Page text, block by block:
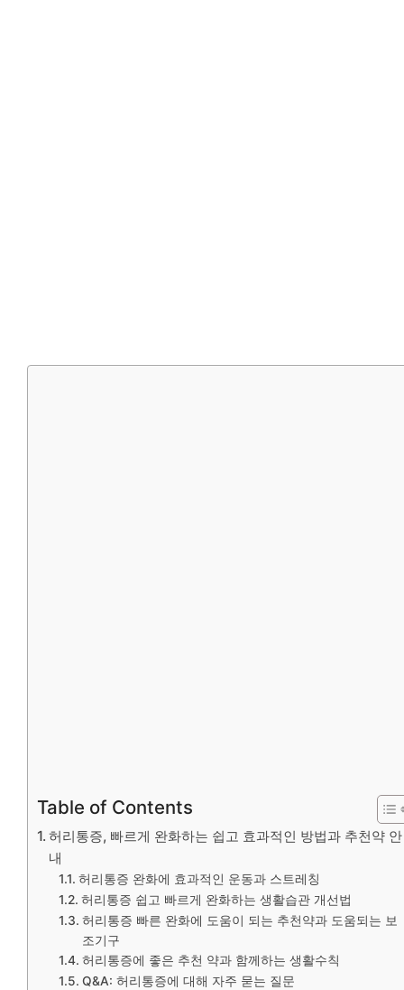
Table of Contents
허리통증, 빠르게 완화하는 쉽고 효과적인 방법과 추천약 안
내
허리통증 완화에 효과적인 운동과 스트레칭
허리통증 쉽고 빠르게 완화하는 생활습관 개선법
허리통증 빠른 완화에 도움이 되는 추천약과 도움되는 보
조기구
허리통증에 좋은 추천 약과 함께하는 생활수칙
Q&A: 허리통증에 대해 자주 묻는 질문